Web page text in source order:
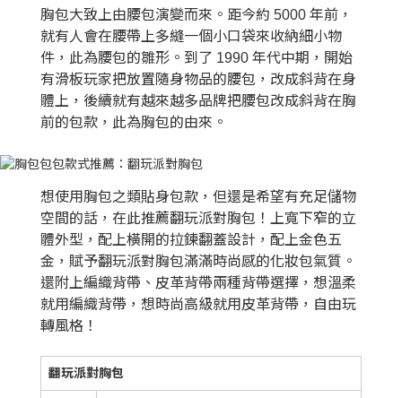
胸包大致上由腰包演變而來。距今約 5000 年前，
就有人會在腰帶上多縫一個小口袋來收納細小物
件，此為腰包的雛形。到了 1990 年代中期，開始
有滑板玩家把放置隨身物品的腰包，改成斜背在身
體上，後續就有越來越多品牌把腰包改成斜背在胸
前的包款，此為胸包的由來。
想使用胸包之類貼身包款，但還是希望有充足儲物
空間的話，在此推薦翻玩派對胸包！上寬下窄的立
體外型，配上橫開的拉鍊翻蓋設計，配上金色五
金，賦予翻玩派對胸包滿滿時尚感的化妝包氣質。
還附上編織背帶、皮革背帶兩種背帶選擇，想溫柔
就用編織背帶，想時尚高級就用皮革背帶，自由玩
轉風格！
翻玩派對胸包